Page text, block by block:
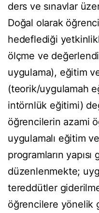
ders ve sınavlar
Doğal olarak
hedeflediği
ölçme ve
uygulama), eğitim
(teorik/uygulamah
intörnlük eğitimi)
öğrencilerin azami
uygulamalı eğitim
programların
düzenlenmekte;
tereddütler
öğrencilere yönelik